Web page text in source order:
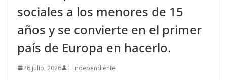
sociales a los menores de 15
años y se convierte en el primer
país de Europa en hacerlo.
26 julio, 2026 El Independiente